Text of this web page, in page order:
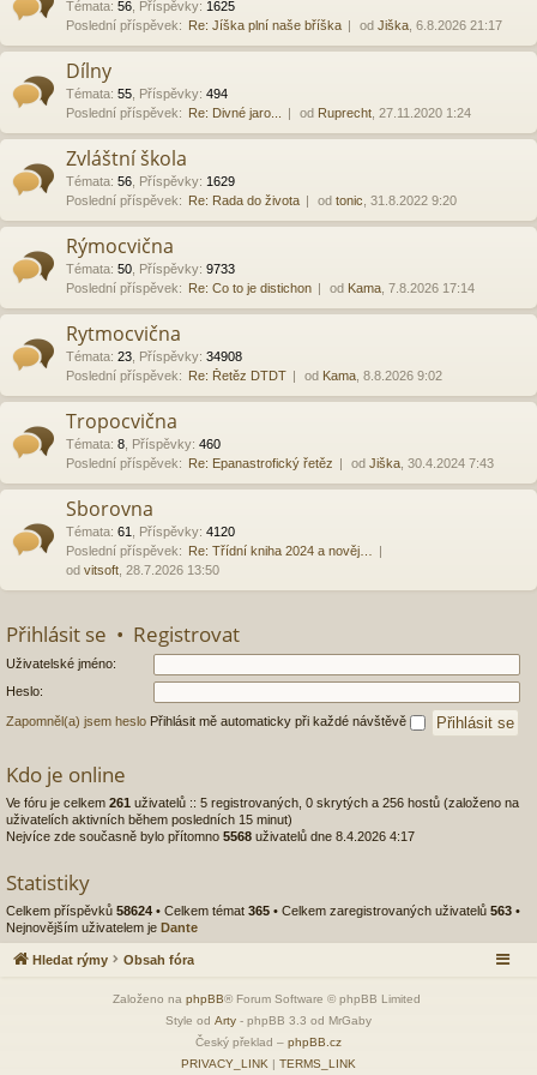
Témata: 56 Příspěvky: 1625
Poslední příspěvek: Re: Jíška plní naše bříška od Jiška , 6.8.2026 21:17
Dílny
Témata: 55 Příspěvky: 494
Poslední příspěvek: Re: Divné jaro... od Ruprecht , 27.11.2020 1:24
Zvláštní škola
Témata: 56 Příspěvky: 1629
Poslední příspěvek: Re: Rada do života od tonic , 31.8.2022 9:20
Rýmocvična
Témata: 50 Příspěvky: 9733
Poslední příspěvek: Re: Co to je distichon od Kama , 7.8.2026 17:14
Rytmocvična
Témata: 23 Příspěvky: 34908
Poslední příspěvek: Re: Řetěz DTDT od Kama , 8.8.2026 9:02
Tropocvična
Témata: 8 Příspěvky: 460
Poslední příspěvek: Re: Epanastrofický řetěz od Jiška , 30.4.2024 7:43
Sborovna
Témata: 61 Příspěvky: 4120
Poslední příspěvek: Re: Třídní kniha 2024 a nověj…
od vitsoft , 28.7.2026 13:50
Přihlásit se • Registrovat
Uživatelské jméno:
Heslo:
Zapomněl(a) jsem heslo Přihlásit mě automaticky při každé návštěvě
Kdo je online
Ve fóru je celkem 261 uživatelů :: 5 registrovaných, 0 skrytých a 256 hostů (založeno na
uživatelích aktivních během posledních 15 minut)
Nejvíce zde současně bylo přítomno 5568 uživatelů dne 8.4.2026 4:17
Statistiky
Celkem příspěvků 58624 • Celkem témat 365 • Celkem zaregistrovaných uživatelů 563 •
Nejnovějším uživatelem je Dante
Hledat rýmy Obsah fóra
Založeno na phpBB® Forum Software © phpBB Limited
Style od Arty - phpBB 3.3 od MrGaby
Český překlad – phpBB.cz
PRIVACY_LINK | TERMS_LINK